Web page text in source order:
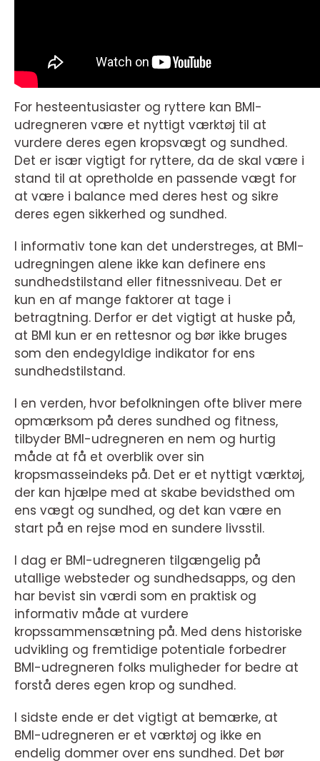
For hesteentusiaster og ryttere kan BMI-
udregneren være et nyttigt værktøj til at
vurdere deres egen kropsvægt og sundhed.
Det er især vigtigt for ryttere, da de skal være i
stand til at opretholde en passende vægt for
at være i balance med deres hest og sikre
deres egen sikkerhed og sundhed.
I informativ tone kan det understreges, at BMI-
udregningen alene ikke kan definere ens
sundhedstilstand eller fitnessniveau. Det er
kun en af mange faktorer at tage i
betragtning. Derfor er det vigtigt at huske på,
at BMI kun er en rettesnor og bør ikke bruges
som den endegyldige indikator for ens
sundhedstilstand.
I en verden, hvor befolkningen ofte bliver mere
opmærksom på deres sundhed og fitness,
tilbyder BMI-udregneren en nem og hurtig
måde at få et overblik over sin
kropsmasseindeks på. Det er et nyttigt værktøj,
der kan hjælpe med at skabe bevidsthed om
ens vægt og sundhed, og det kan være en
start på en rejse mod en sundere livsstil.
I dag er BMI-udregneren tilgængelig på
utallige websteder og sundhedsapps, og den
har bevist sin værdi som en praktisk og
informativ måde at vurdere
kropssammensætning på. Med dens historiske
udvikling og fremtidige potentiale forbedrer
BMI-udregneren folks muligheder for bedre at
forstå deres egen krop og sundhed.
I sidste ende er det vigtigt at bemærke, at
BMI-udregneren er et værktøj og ikke en
endelig dommer over ens sundhed. Det bør